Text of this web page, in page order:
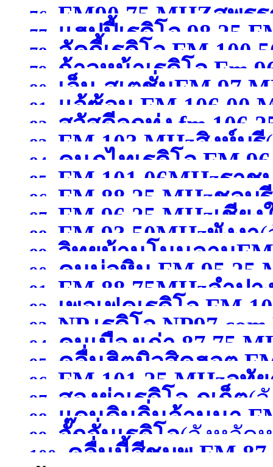
สุพรรณบุรี )
76. FM90.75 MHZสุพร
77. แฮปปี้เรดิโอ 98.25
78. ลัคกี้เรดิโอ FM
79.
ก้าวหน้าเรดิโอ Fm
เชียงใหม่ )
80.
เอ็ม-สเตชั่นFM 97
กาญจนบุรี )
81. แจ้ซ้อน FM 106.00
82. สวัสดีลูกทุ่ง fm
83. FM 103 MHzสิงห์บุรี
84.
คนภูไทเรดิโอ FM
สกลนคร )
85. FM 101.06MHzราช
86. FM 88.25 MHzชลบุรี
87. FM 96.25 MHzเชียง
88. FM 93.50MHzพังงา
89. วิทยุบ้านโนนลาน
ศรีสะเกษ )
90.
คนบ่อหิน FM 95.25
หนองคาย )
91. FM 88.75MHzลำปา
92.
เพอเฟคเรดิโอ FM
สระบุรี)
93. NP.เรดิโอ
)
94. คนเมืองเก่า 87.75
95.
คลื่นฮิตมิวสิคฮอต
อุดรธานี )
96. FM 101.25 MHzอุทั
97. สองย่าเรดิโอ ภูเก็ต(
98.
แดนดินถิ่นล้านนา
)
99. จั๊กจั่นเรดิโอ(จังหวัด
100.
คลื่นนี้สีชมพู FM